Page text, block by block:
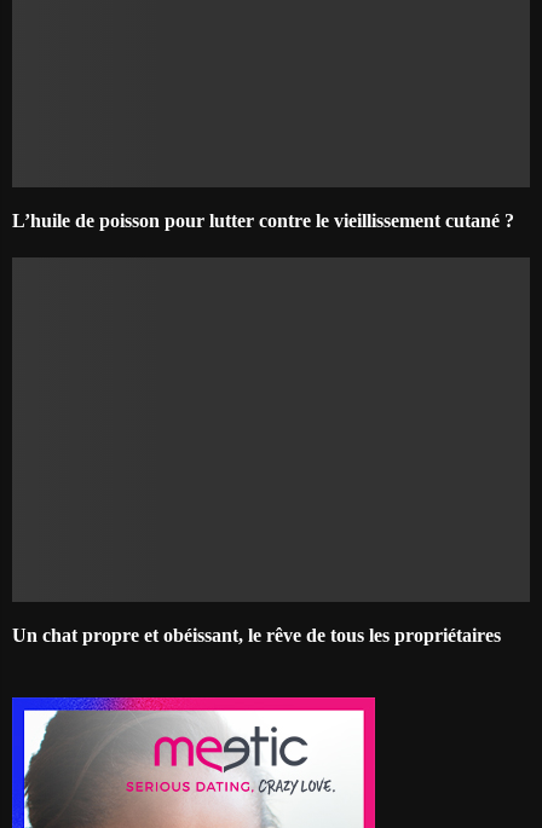
L’huile de poisson pour lutter contre le vieillissement cutané ?
Un chat propre et obéissant, le rêve de tous les propriétaires